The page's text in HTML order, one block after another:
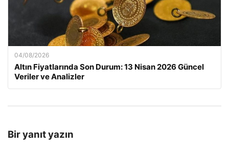
04/08/2026
Altın Fiyatlarında Son Durum: 13 Nisan 2026 Güncel
Veriler ve Analizler
Bir yanıt yazın